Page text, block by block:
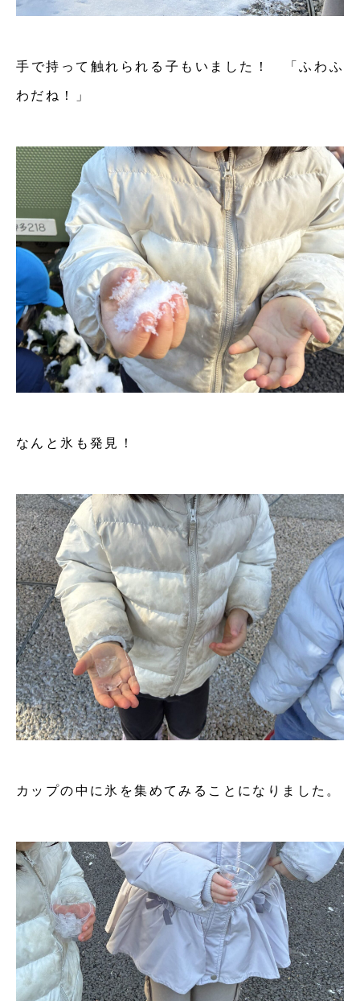
手で持って触れられる子もいました！ 「ふわふ
わだね！」
なんと氷も発見！
カップの中に氷を集めてみることになりました。